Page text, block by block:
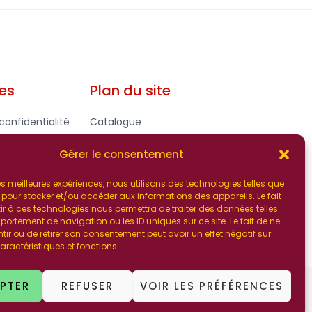
Gérer le consentement
meilleures expériences, nous utilisons des technologies telles que
stocker et/ou accéder aux informations des appareils. Le fait
à ces technologies nous permettra de traiter des données telles
de navigation ou les ID uniques sur ce site. Le fait de ne
ou de retirer son consentement peut avoir un effet négatif sur
et fonctions.
REFUSER VOIR LES PRÉFÉRENCES
- CGV
Plan du site
Catalogue
Happy Designed by HAPPY BIZZ